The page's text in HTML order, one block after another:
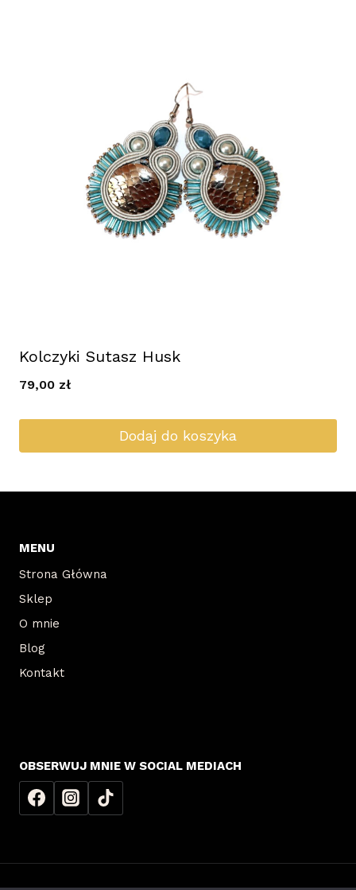
Kolczyki Sutasz Husk
79,00 zł
Dodaj do koszyka
MENU
Strona Główna
Sklep
O mnie
Blog
Kontakt
OBSERWUJ MNIE W SOCIAL MEDIACH